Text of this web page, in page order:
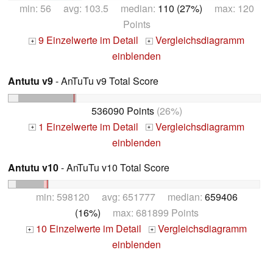
min: 56 avg: 103.5 median: 110 (27%) max: 120
Points
+ 9 Einzelwerte im Detail + Vergleichsdiagramm
einblenden
Antutu v9- AnTuTu v9 Total Score
536090 Points(26%)
+ 1 Einzelwerte im Detail + Vergleichsdiagramm
einblenden
Antutu v10- AnTuTu v10 Total Score
min: 598120 avg: 651777 median: 659406
(16%) max: 681899 Points
+ 10 Einzelwerte im Detail +
Vergleichsdiagramm
einblenden